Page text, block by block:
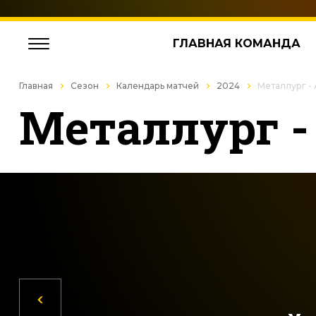
ГЛАВНАЯ КОМАНДА
Главная Сезон Календарь матчей 2024 Металлург -
Металлург